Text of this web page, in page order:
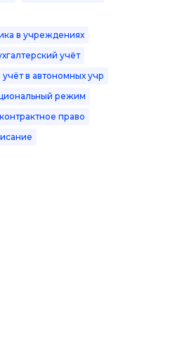
в учреждениях
учёт
учёт в автономных учр
режим
контрактное право